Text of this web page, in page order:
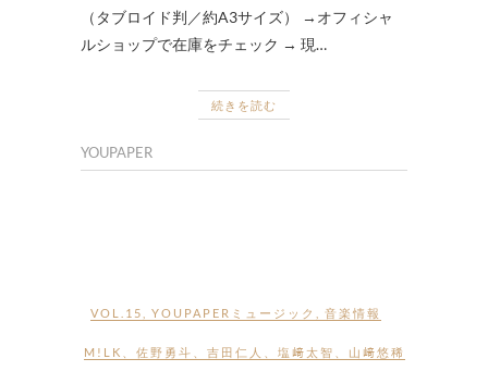
（タブロイド判／約A3サイズ） →オフィシャ
ルショップで在庫をチェック → 現…
続きを読む
YOUPAPER
VOL.15 YOUPAPERミュージック 音楽情報
M!LK 佐野勇斗 吉田仁人 塩﨑太智 山﨑悠稀